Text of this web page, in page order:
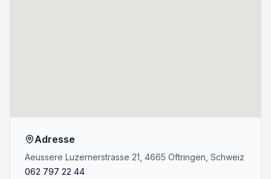
Adresse
Aeussere Luzernerstrasse 21, 4665 Oftringen, Schweiz
062 797 22 44